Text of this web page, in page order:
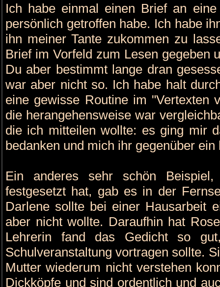
Ich habe einmal einen Brief an
persönlich getroffen habe. Ich habe
ihn meiner Tante zukommen zu
Brief im Vorfeld zum Lesen gegeben
Du aber bestimmt lange dran
war aber nicht so. Ich habe halt
eine gewisse Routine im "Vertexten
die herangehensweise war
die ich mitteilen wollte: es ging mir
bedanken und mich ihr gegenüber
Ein anderes sehr schön
festgesetzt hat, gab es in der
Darlene sollte bei einer Hausarbeit
aber nicht wollte. Daraufhin hat
Lehrerin fand das Gedicht so
Schulveranstaltung vortragen sollte.
Mutter wiederum nicht verstehen
Dickköpfe und sind ordentlich und